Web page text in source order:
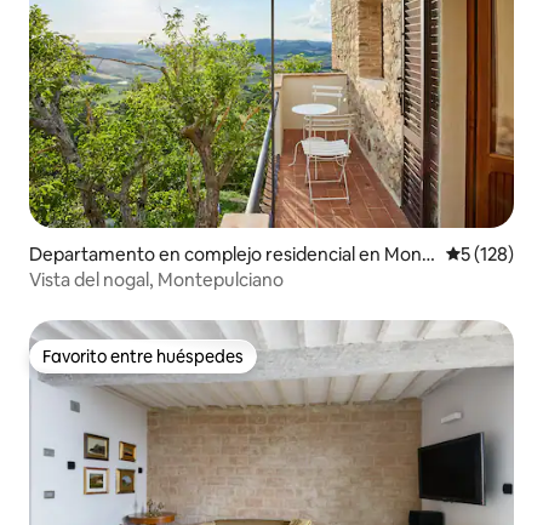
Departamento en complejo residencial en Mont
epulciano
5 (128)
Vista del nogal, Montepulciano
Favorito entre huéspedes
Favorito entre huéspedes